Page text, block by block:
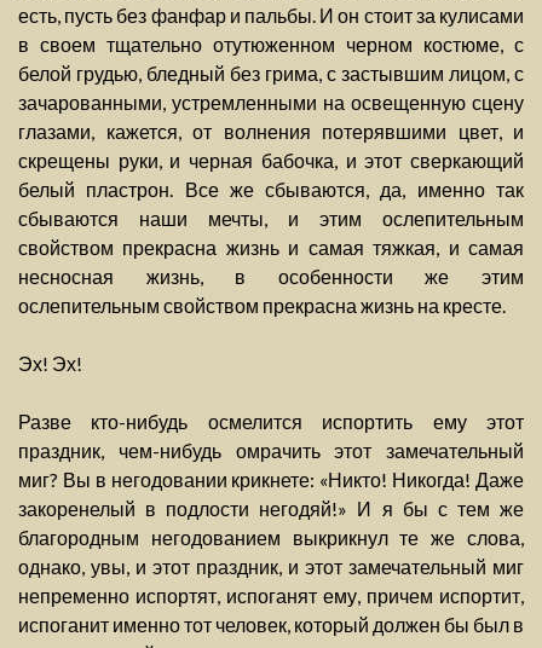
есть, пусть без фанфар и пальбы. И он стоит за кулисами
в своем тщательно отутюженном черном костюме, с
белой грудью, бледный без грима, с застывшим лицом, с
зачарованными, устремленными на освещенную сцену
глазами, кажется, от волнения потерявшими цвет, и
скрещены руки, и черная бабочка, и этот сверкающий
белый пластрон. Все же сбываются, да, именно так
сбываются наши мечты, и этим ослепительным
свойством прекрасна жизнь и самая тяжкая, и самая
несносная жизнь, в особенности же этим
ослепительным свойством прекрасна жизнь на кресте.
Эх! Эх!
Разве кто-нибудь осмелится испортить ему этот
праздник, чем-нибудь омрачить этот замечательный
миг? Вы в негодовании крикнете: «Никто! Никогда! Даже
закоренелый в подлости негодяй!» И я бы с тем же
благородным негодованием выкрикнул те же слова,
однако, увы, и этот праздник, и этот замечательный миг
непременно испортят, испоганят ему, причем испортит,
испоганит именно тот человек, который должен бы был в